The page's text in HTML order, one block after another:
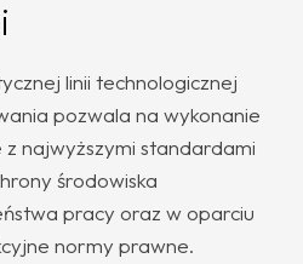
linii technologicznej
pozwala na wykonanie
najwyższymi standardami
środowiska
pracy oraz w oparciu
normy prawne.